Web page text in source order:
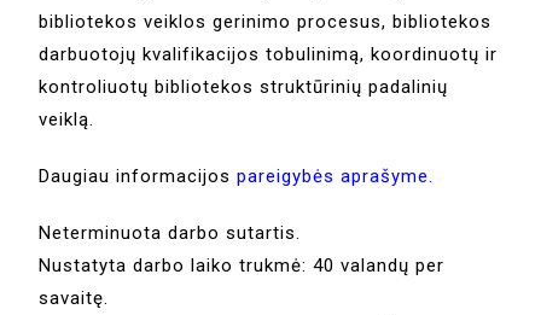
bibliotekos veiklos gerinimo procesus, bibliotekos
darbuotojų kvalifikacijos tobulinimą, koordinuotų ir
kontroliuotų bibliotekos struktūrinių padalinių
veiklą.
Daugiau informacijospareigybės aprašyme.
Neterminuota darbo sutartis.
Nustatyta darbo laiko trukmė: 40 valandų per
savaitę.